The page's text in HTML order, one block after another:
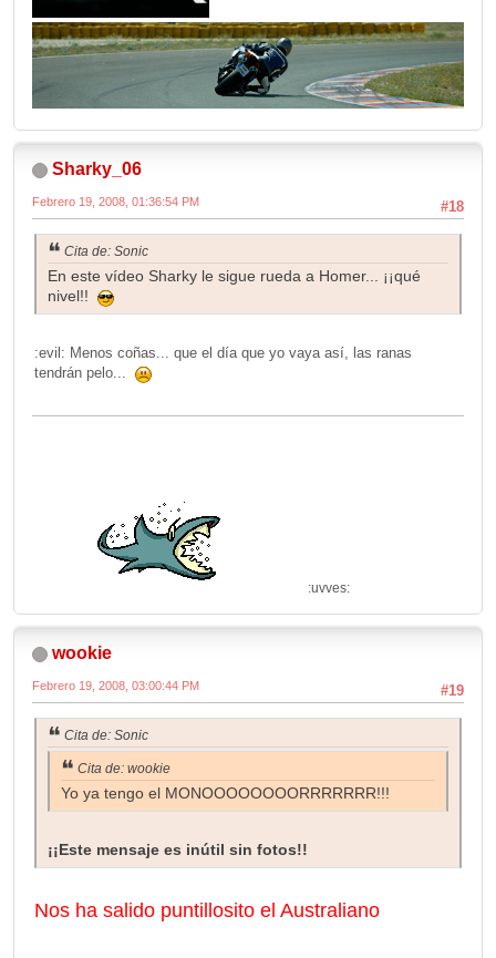
Sharky_06
#18
Febrero 19, 2008, 01:36:54 PM
Cita de: Sonic
En este vídeo Sharky le sigue rueda a Homer... ¡¡qué
nivel!!
:evil: Menos coñas... que el día que yo vaya así, las ranas
tendrán pelo...
:uvves:
wookie
#19
Febrero 19, 2008, 03:00:44 PM
Cita de: Sonic
Cita de: wookie
Yo ya tengo el MONOOOOOOOORRRRRRR!!!
¡¡Este mensaje es inútil sin fotos!!
Nos ha salido puntillosito el Australiano